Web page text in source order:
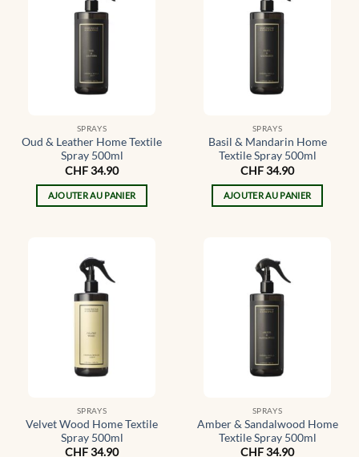
SPRAYS
Oud & Leather Home Textile
Spray 500ml
CHF34.90
AJOUTER AU PANIER
SPRAYS
Basil & Mandarin Home
Textile Spray 500ml
CHF34.90
AJOUTER AU PANIER
SPRAYS
Velvet Wood Home Textile
Spray 500ml
CHF34.90
SPRAYS
Amber & Sandalwood Home
Textile Spray 500ml
CHF34.90